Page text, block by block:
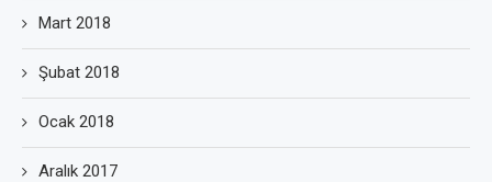
Mart 2018
Şubat 2018
Ocak 2018
Aralık 2017